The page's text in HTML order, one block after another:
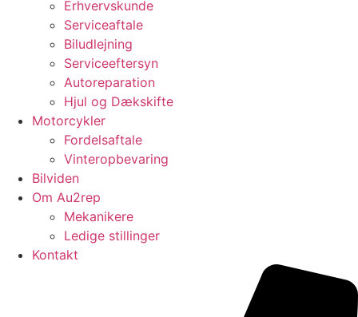
Erhvervskunde
Serviceaftale
Biludlejning
Serviceeftersyn
Autoreparation
Hjul og Dækskifte
Motorcykler
Fordelsaftale
Vinteropbevaring
Bilviden
Om Au2rep
Mekanikere
Ledige stillinger
Kontakt